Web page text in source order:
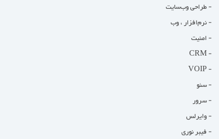
- طراحی وب‌سایت
- نرم‌افزار ، وب
- امنیت
- CRM
- VOIP
- سئو
- سرور
- وایرلس
- فیبر نوری